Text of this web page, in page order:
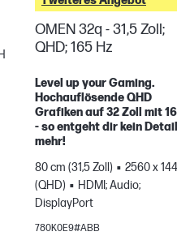
OMEN 32q - 31,5 Zoll;
QHD; 165 Hz
Level up your Gaming.
Hochauflösende QHD
Grafiken auf 32 Zoll mit
- so entgeht dir kein Detail
mehr!
80 cm (31,5 Zoll)
2560 x
(QHD)
HDMI; Audio;
DisplayPort
780K0E9#ABB